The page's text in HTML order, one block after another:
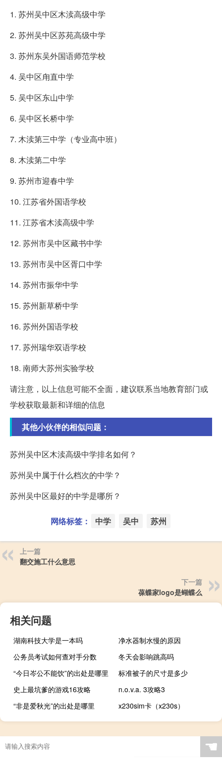
1. 苏州吴中区木渎高级中学
2. 苏州吴中区苏苑高级中学
3. 苏州东吴外国语师范学校
4. 吴中区甪直中学
5. 吴中区东山中学
6. 吴中区长桥中学
7. 木渎第三中学（专业高中班）
8. 木渎第二中学
9. 苏州市迎春中学
10. 江苏省外国语学校
11. 江苏省木渎高级中学
12. 苏州市吴中区藏书中学
13. 苏州市吴中区胥口中学
14. 苏州市振华中学
15. 苏州新草桥中学
16. 苏州外国语学校
17. 苏州瑞华双语学校
18. 南师大苏州实验学校
请注意，以上信息可能不全面，建议联系当地教育部门或
学校获取最新和详细的信息
其他小伙伴的相似问题：
苏州吴中区木渎高级中学排名如何？
苏州吴中属于什么档次的中学？
苏州吴中区最好的中学是哪所？
网络标签： 中学 吴中 苏州
上一篇
翻交施工什么意思
下一篇
葆蝶家logo是蝴蝶么
相关问题
湖南科技大学是一本吗
净水器制水慢的原因
公务员考试如何查对手分数
冬天会影响跳高吗
“今日岑公不能饮”的出处是哪里
标准被子的尺寸是多少
史上最坑爹的游戏16攻略
n.o.v.a. 3攻略3
“非是爱秋光”的出处是哪里
x230sim卡（x230s）
☚